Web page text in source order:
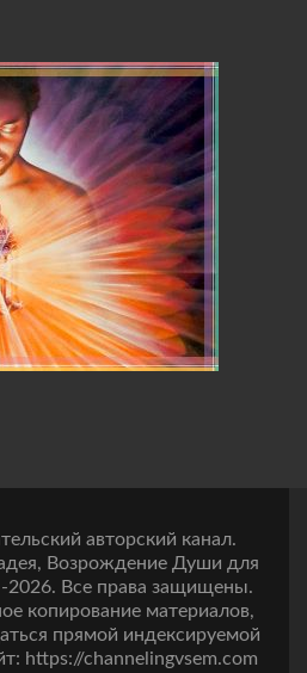
авторский канал.
Возрождение Души для
2026. Все права защищены.
копирование материалов,
прямой индексируемой
https://channelingvsem.com